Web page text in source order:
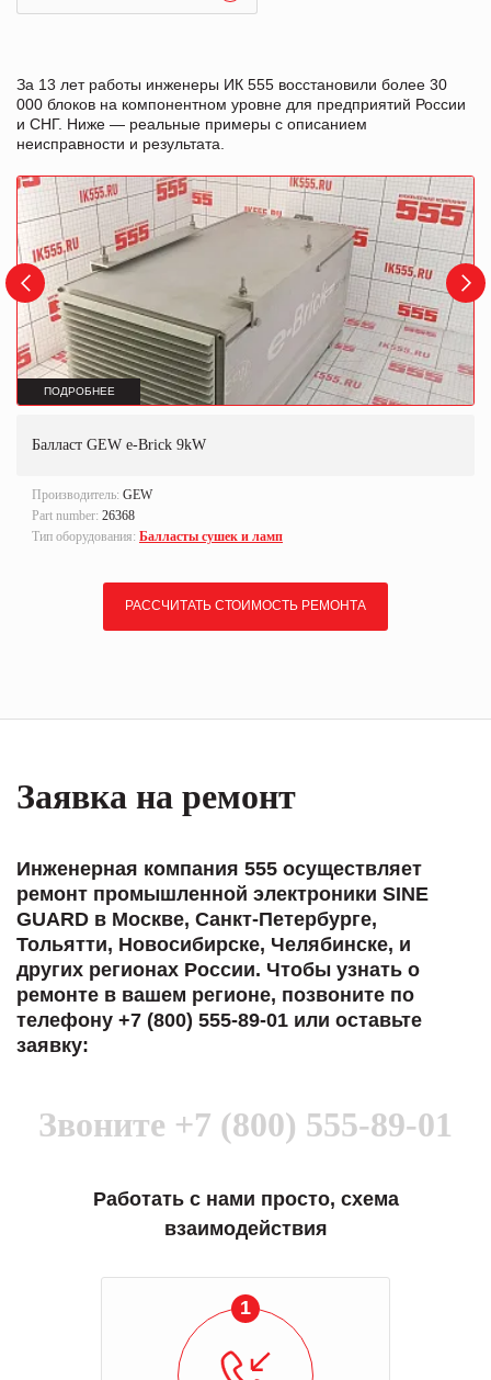
За 13 лет работы инженеры ИК 555 восстановили более 30
000 блоков на компонентном уровне для предприятий России
и СНГ. Ниже — реальные примеры с описанием
неисправности и результата.
ПОДРОБНЕЕ
Балласт GEW e-Brick 9kW
Производитель: GEW
Part number: 26368
Тип оборудования: Балласты сушек и ламп
РАССЧИТАТЬ СТОИМОСТЬ РЕМОНТА
Заявка на ремонт
Инженерная компания 555 осуществляет
ремонт промышленной электроники SINE
GUARD в Москве, Санкт-Петербурге,
Тольятти, Новосибирске, Челябинске, и
других регионах России. Чтобы узнать о
ремонте в вашем регионе, позвоните по
телефону +7 (800) 555-89-01 или оставьте
заявку:
Звоните +7 (800) 555-89-01
Работать с нами просто, схема
взаимодействия
1